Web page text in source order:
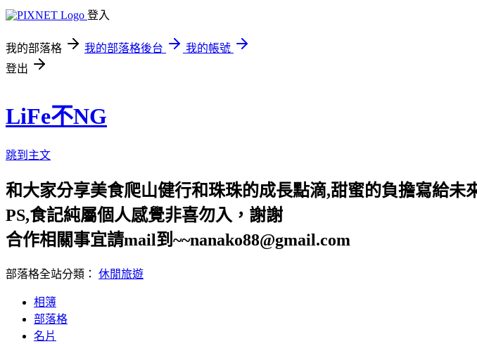
登入
我的部落格 我的部落格後台
我的帳號
登出
LiFe不NG
跳到主文
和大家分享美食爬山健行和珠珠的成長點滴,甜蜜的負擔寫給未
PS,食記純屬個人感覺非喜勿入，謝謝
合作相關事宜請mail到~~nanako88@gmail.com
部落格全站分類： 休閒旅遊
相簿
部落格
名片